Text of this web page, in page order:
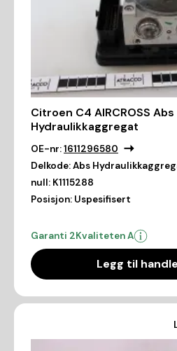
Citroen C4 AIRCROSS Abs
Hydraulikkaggregat
OE-nr:1611296580
Delkode:Abs
null: K1115288
Posisjon: Uspesifisert
Garanti 2Kvaliteten A
Legg til